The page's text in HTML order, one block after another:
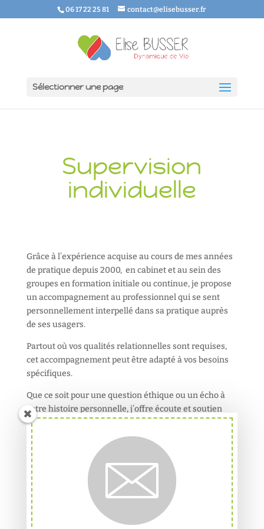
06 17 22 25 81 contact@elisebusser.fr
Sélectionner une page
Supervision
individuelle
Grâce à l’expérience acquise au cours de mes années
de pratique depuis 2000, en cabinet et au sein des
groupes en formation initiale ou continue, je propose
un accompagnement au professionnel qui se sent
personnellement interpellé dans sa pratique auprès
de ses usagers.
Partout où vos qualités relationnelles sont requises,
cet accompagnement peut être adapté à vos besoins
spécifiques.
Que ce soit pour une question éthique ou un écho à
votre histoire personnelle, j’offre écoute et soutien
afin d’accueillir ce qui se vit dans l’exercice de vos
fonctions. Nous pouvons entrer alors dans un
processus de mise en lumière, puis de résolution des
difficultés, selon les besoins qui émergent en prenant
appui sur les ressources existantes. Il est aussi
possible d’identifier des besoins qui nécessitent le
développement de ressources nouvelles. Des pistes
pourront alors se dessiner…